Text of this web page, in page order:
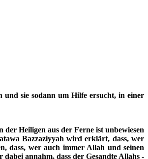
und sie sodann um Hilfe ersucht, in einer
Heiligen aus der Ferne ist unbewiesen
Bazzaziyyah wird erklärt, dass, wer
dass, wer auch immer Allah und seinen
annahm, dass der Gesandte Allahs -